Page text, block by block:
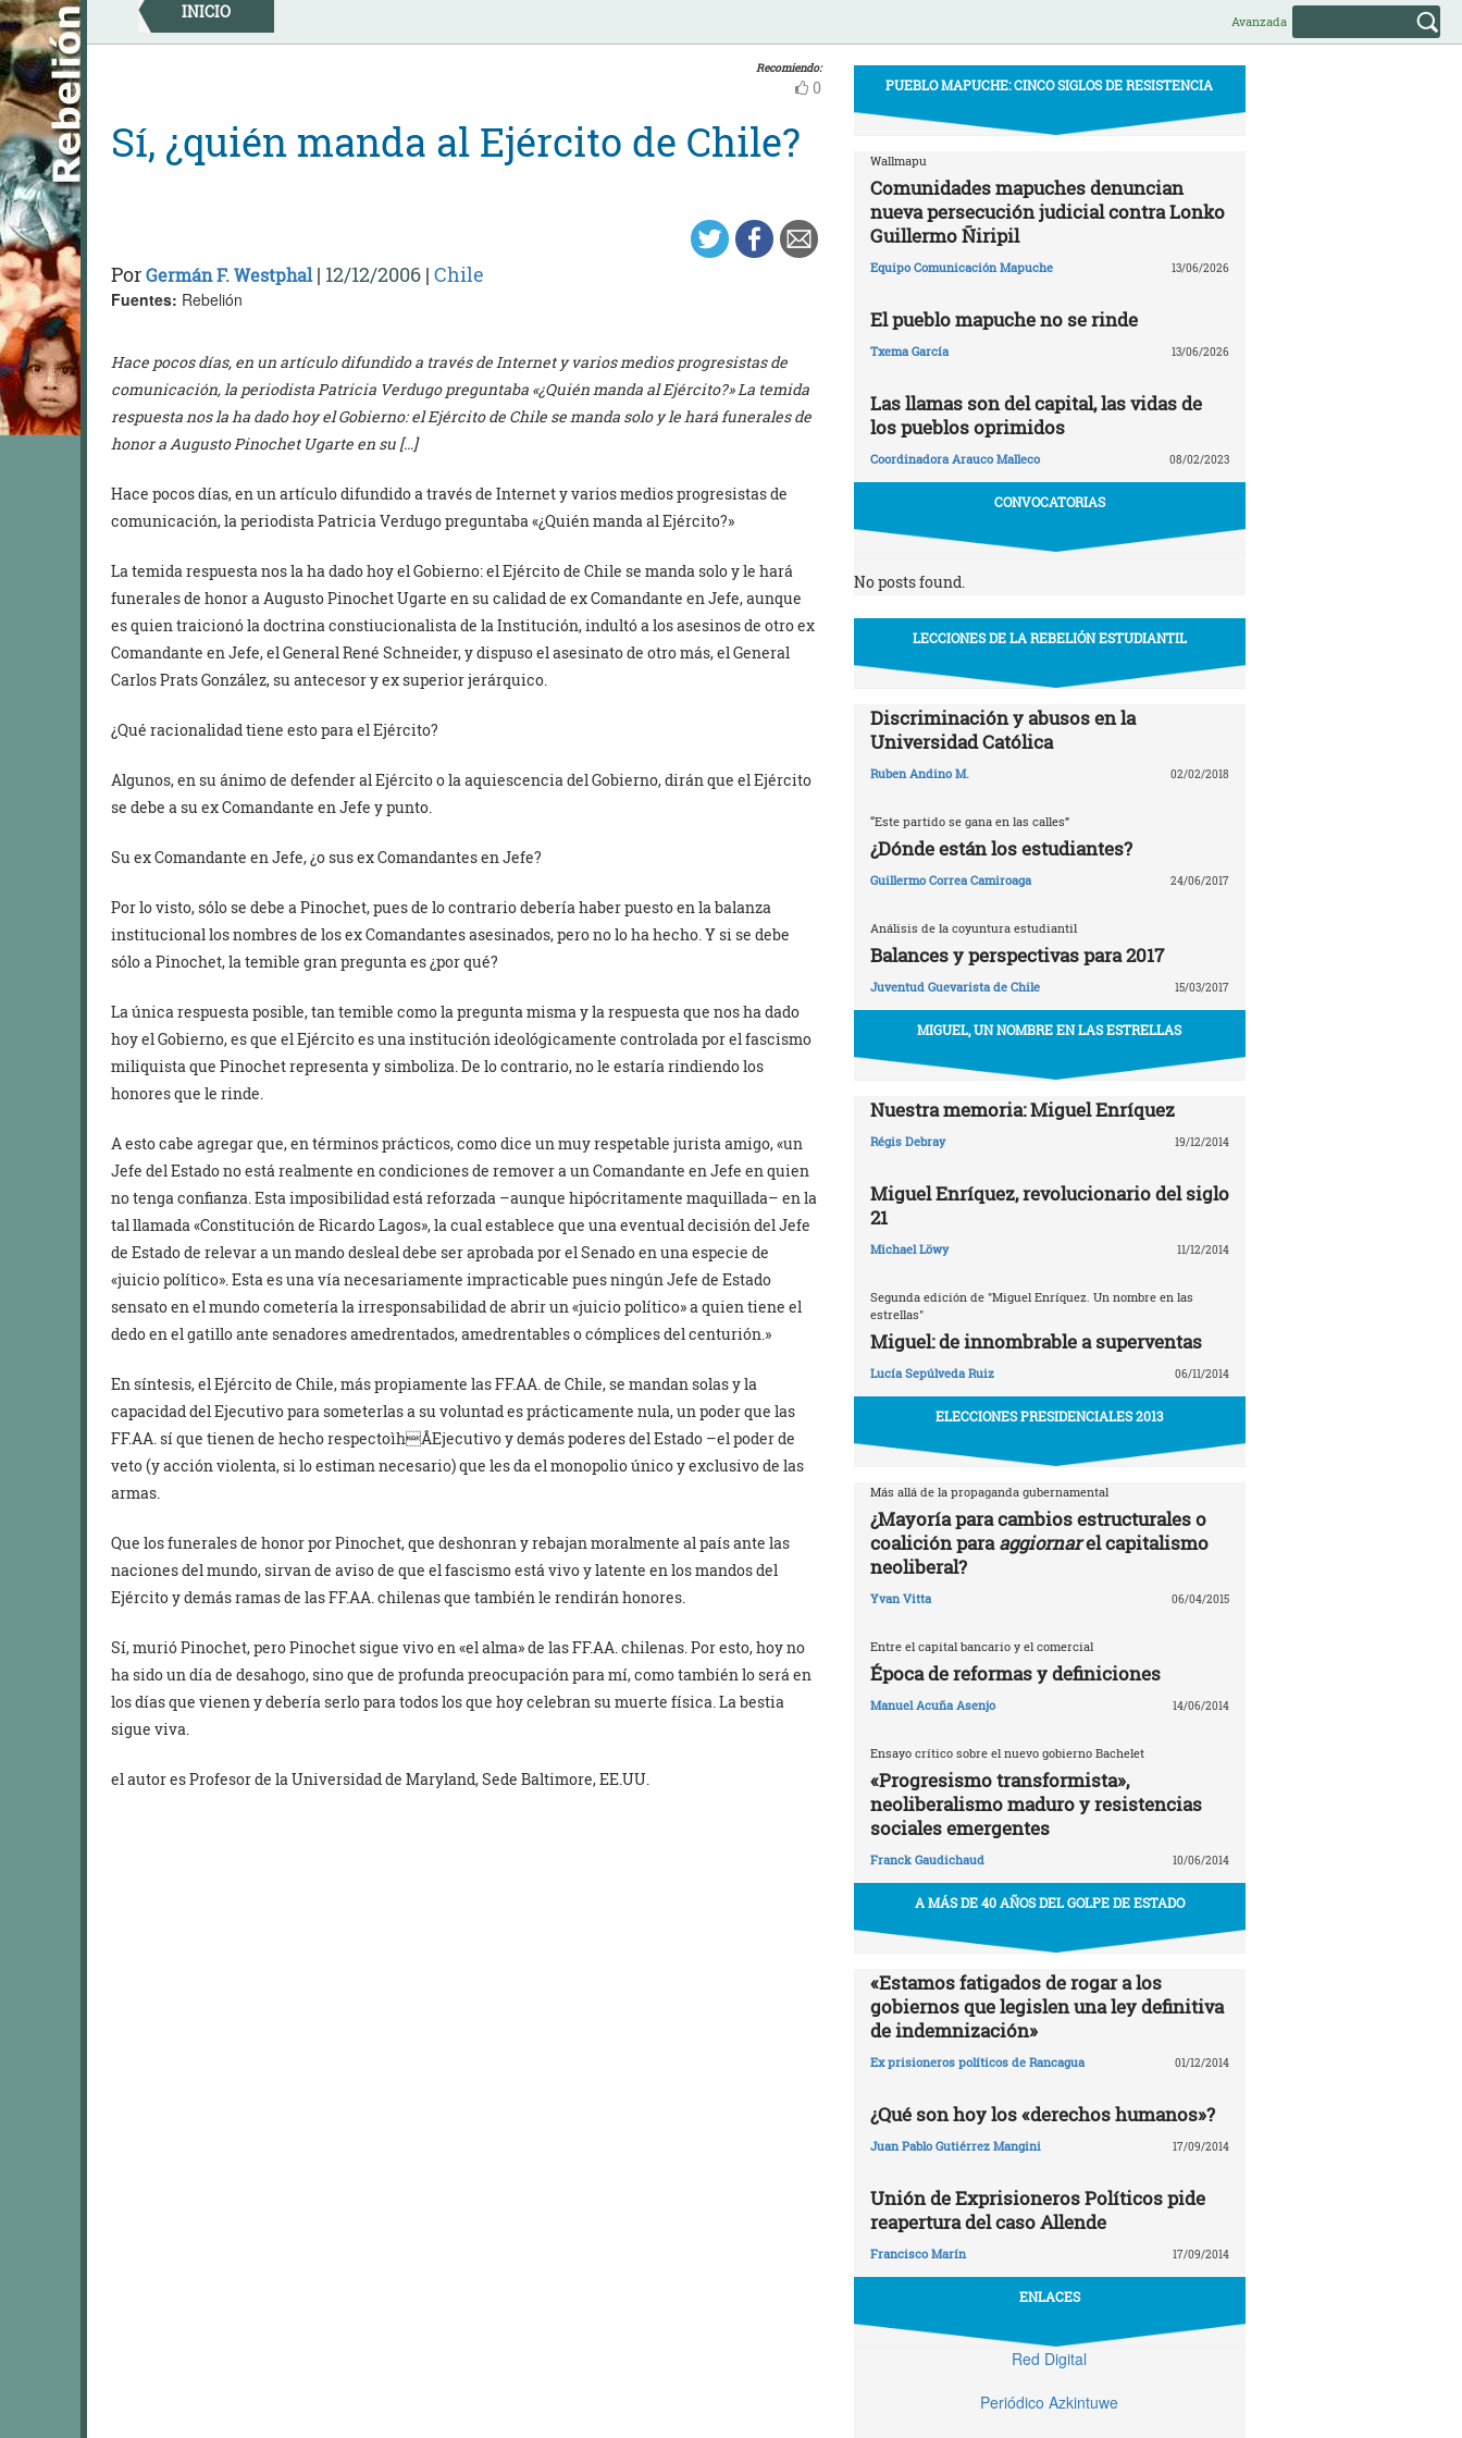
Skip
to
content
INICIO Avanzada
Recomiendo:
0
Sí, ¿quién manda al Ejército de Chile?
PorGermán F. Westphal| 12/12/2006 | Chile
Fuentes: Rebelión
Hace pocos días, en un artículo difundido a través de Internet y varios medios progresistas de
comunicación, la periodista Patricia Verdugo preguntaba «¿Quién manda al Ejército?» La temida
respuesta nos la ha dado hoy el Gobierno: el Ejército de Chile se manda solo y le hará funerales de
honor a Augusto Pinochet Ugarte en su […]
Hace pocos días, en un artículo difundido a través de Internet y varios medios progresistas de
comunicación, la periodista Patricia Verdugo preguntaba «¿Quién manda al Ejército?»
La temida respuesta nos la ha dado hoy el Gobierno: el Ejército de Chile se manda solo y le hará
funerales de honor a Augusto Pinochet Ugarte en su calidad de ex Comandante en Jefe, aunque
es quien traicionó la doctrina constiucionalista de la Institución, indultó a los asesinos de otro ex
Comandante en Jefe, el General René Schneider, y dispuso el asesinato de otro más, el General
Carlos Prats González, su antecesor y ex superior jerárquico.
¿Qué racionalidad tiene esto para el Ejército?
Algunos, en su ánimo de defender al Ejército o la aquiescencia del Gobierno, dirán que el Ejército
se debe a su ex Comandante en Jefe y punto.
Su ex Comandante en Jefe, ¿o sus ex Comandantes en Jefe?
Por lo visto, sólo se debe a Pinochet, pues de lo contrario debería haber puesto en la balanza
institucional los nombres de los ex Comandantes asesinados, pero no lo ha hecho. Y si se debe
sólo a Pinochet, la temible gran pregunta es ¿por qué?
La única respuesta posible, tan temible como la pregunta misma y la respuesta que nos ha dado
hoy el Gobierno, es que el Ejército es una institución ideológicamente controlada por el fascismo
miliquista que Pinochet representa y simboliza. De lo contrario, no le estaría rindiendo los
honores que le rinde.
A esto cabe agregar que, en términos prácticos, como dice un muy respetable jurista amigo, «un
Jefe del Estado no está realmente en condiciones de remover a un Comandante en Jefe en quien
no tenga confianza. Esta imposibilidad está reforzada –aunque hipócritamente maquillada– en la
tal llamada «Constitución de Ricardo Lagos», la cual establece que una eventual decisión del Jefe
de Estado de relevar a un mando desleal debe ser aprobada por el Senado en una especie de
«juicio político». Esta es una vía necesariamente impracticable pues ningún Jefe de Estado
sensato en el mundo cometería la irresponsabilidad de abrir un «juicio político» a quien tiene el
dedo en el gatillo ante senadores amedrentados, amedrentables o cómplices del centurión.»
En síntesis, el Ejército de Chile, más propiamente las FF.AA. de Chile, se mandan solas y la
capacidad del Ejecutivo para someterlas a su voluntad es prácticamente nula, un poder que las
FF.AA. sí que tienen de hecho respectoìhÂEjecutivo y demás poderes del Estado –el poder de
veto (y acción violenta, si lo estiman necesario) que les da el monopolio único y exclusivo de las
armas.
Que los funerales de honor por Pinochet, que deshonran y rebajan moralmente al país ante las
naciones del mundo, sirvan de aviso de que el fascismo está vivo y latente en los mandos del
Ejército y demás ramas de las FF.AA. chilenas que también le rendirán honores.
Sí, murió Pinochet, pero Pinochet sigue vivo en «el alma» de las FF.AA. chilenas. Por esto, hoy no
ha sido un día de desahogo, sino que de profunda preocupación para mí, como también lo será en
los días que vienen y debería serlo para todos los que hoy celebran su muerte física. La bestia
sigue viva.
el autor es Profesor de la Universidad de Maryland, Sede Baltimore, EE.UU.
PUEBLO MAPUCHE: CINCO SIGLOS DE RESISTENCIA
Wallmapu
Comunidades mapuches denuncian
nueva persecución judicial contra Lonko
Guillermo Ñiripil
Equipo Comunicación Mapuche 13/06/2026
El pueblo mapuche no se rinde
Txema García 13/06/2026
Las llamas son del capital, las vidas de
los pueblos oprimidos
Coordinadora Arauco Malleco 08/02/2023
CONVOCATORIAS
No posts found.
LECCIONES DE LA REBELIÓN ESTUDIANTIL
Discriminación y abusos en la
Universidad Católica
Ruben Andino M. 02/02/2018
“Este partido se gana en las calles”
¿Dónde están los estudiantes?
Guillermo Correa Camiroaga 24/06/2017
Análisis de la coyuntura estudiantil
Balances y perspectivas para 2017
Juventud Guevarista de Chile 15/03/2017
MIGUEL, UN NOMBRE EN LAS ESTRELLAS
Nuestra memoria: Miguel Enríquez
Régis Debray 19/12/2014
Miguel Enríquez, revolucionario del siglo
21
Michael Löwy 11/12/2014
Segunda edición de "Miguel Enríquez. Un nombre en las
estrellas"
Miguel: de innombrable a superventas
Lucía Sepúlveda Ruiz 06/11/2014
ELECCIONES PRESIDENCIALES 2013
Más allá de la propaganda gubernamental
¿Mayoría para cambios estructurales o
coalición paraaggiornarel capitalismo
neoliberal?
Yvan Vitta 06/04/2015
Entre el capital bancario y el comercial
Época de reformas y definiciones
Manuel Acuña Asenjo 14/06/2014
Ensayo crítico sobre el nuevo gobierno Bachelet
«Progresismo transformista»,
neoliberalismo maduro y resistencias
sociales emergentes
Franck Gaudichaud 10/06/2014
A MÁS DE 40 AÑOS DEL GOLPE DE ESTADO
«Estamos fatigados de rogar a los
gobiernos que legislen una ley definitiva
de indemnización»
Ex prisioneros políticos de Rancagua 01/12/2014
¿Qué son hoy los «derechos humanos»?
Juan Pablo Gutiérrez Mangini 17/09/2014
Unión de Exprisioneros Políticos pide
reapertura del caso Allende
Francisco Marín 17/09/2014
ENLACES
Red Digital
Periódico Azkintuwe